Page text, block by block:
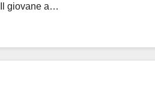
giovane a…